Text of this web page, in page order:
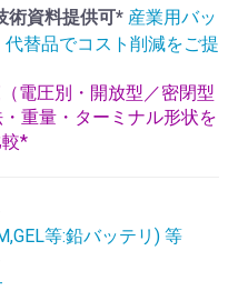
術資料提供可* 産業用バッ
替品でコスト削減をご提
電圧別・開放型／密閉型
重量・ターミナル形状を
*
等:鉛バッテリ) 等